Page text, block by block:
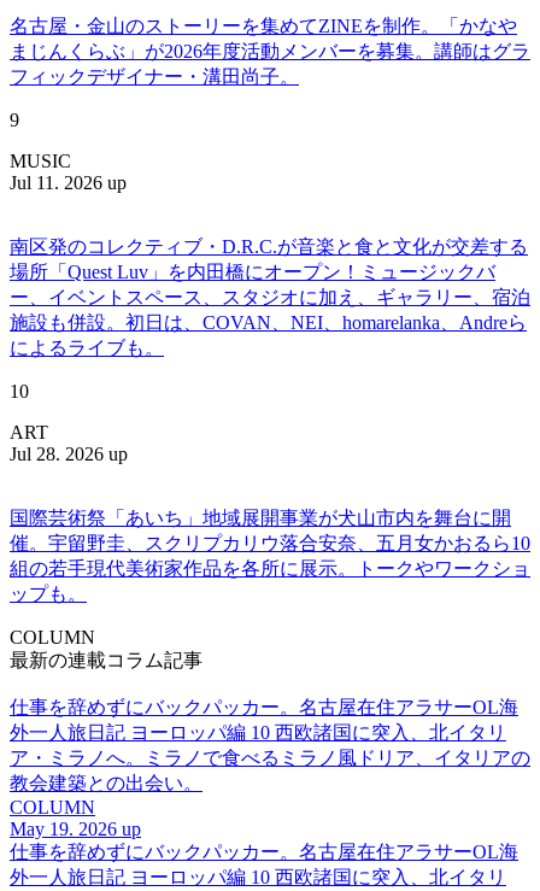
名古屋・金山のストーリーを集めてZINEを制作。「かなや
まじんくらぶ」が2026年度活動メンバーを募集。講師はグラ
フィックデザイナー・溝田尚子。
9
MUSIC
Jul 11. 2026 up
南区発のコレクティブ・D.R.C.が⾳楽と⾷と⽂化が交差する
場所「Quest Luv」を内田橋にオープン！ミュージックバ
ー、イベントスペース、スタジオに加え、ギャラリー、宿泊
施設も併設。初日は、COVAN、NEI、homarelanka、Andreら
によるライブも。
10
ART
Jul 28. 2026 up
国際芸術祭「あいち」地域展開事業が犬山市内を舞台に開
催。宇留野圭、スクリプカリウ落合安奈、五月女かおるら10
組の若手現代美術家作品を各所に展示。トークやワークショ
ップも。
COLUMN
最新の連載コラム記事
仕事を辞めずにバックパッカー。名古屋在住アラサーOL海
外一人旅日記 ヨーロッパ編 10 西欧諸国に突入、北イタリ
ア・ミラノへ。ミラノで食べるミラノ風ドリア、イタリアの
教会建築との出会い。
COLUMN
May 19. 2026 up
仕事を辞めずにバックパッカー。名古屋在住アラサーOL海
外一人旅日記 ヨーロッパ編 10 西欧諸国に突入、北イタリ